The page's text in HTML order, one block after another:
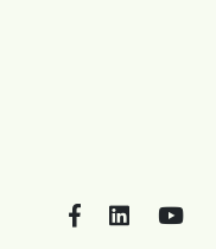
FacebookLinkedIn